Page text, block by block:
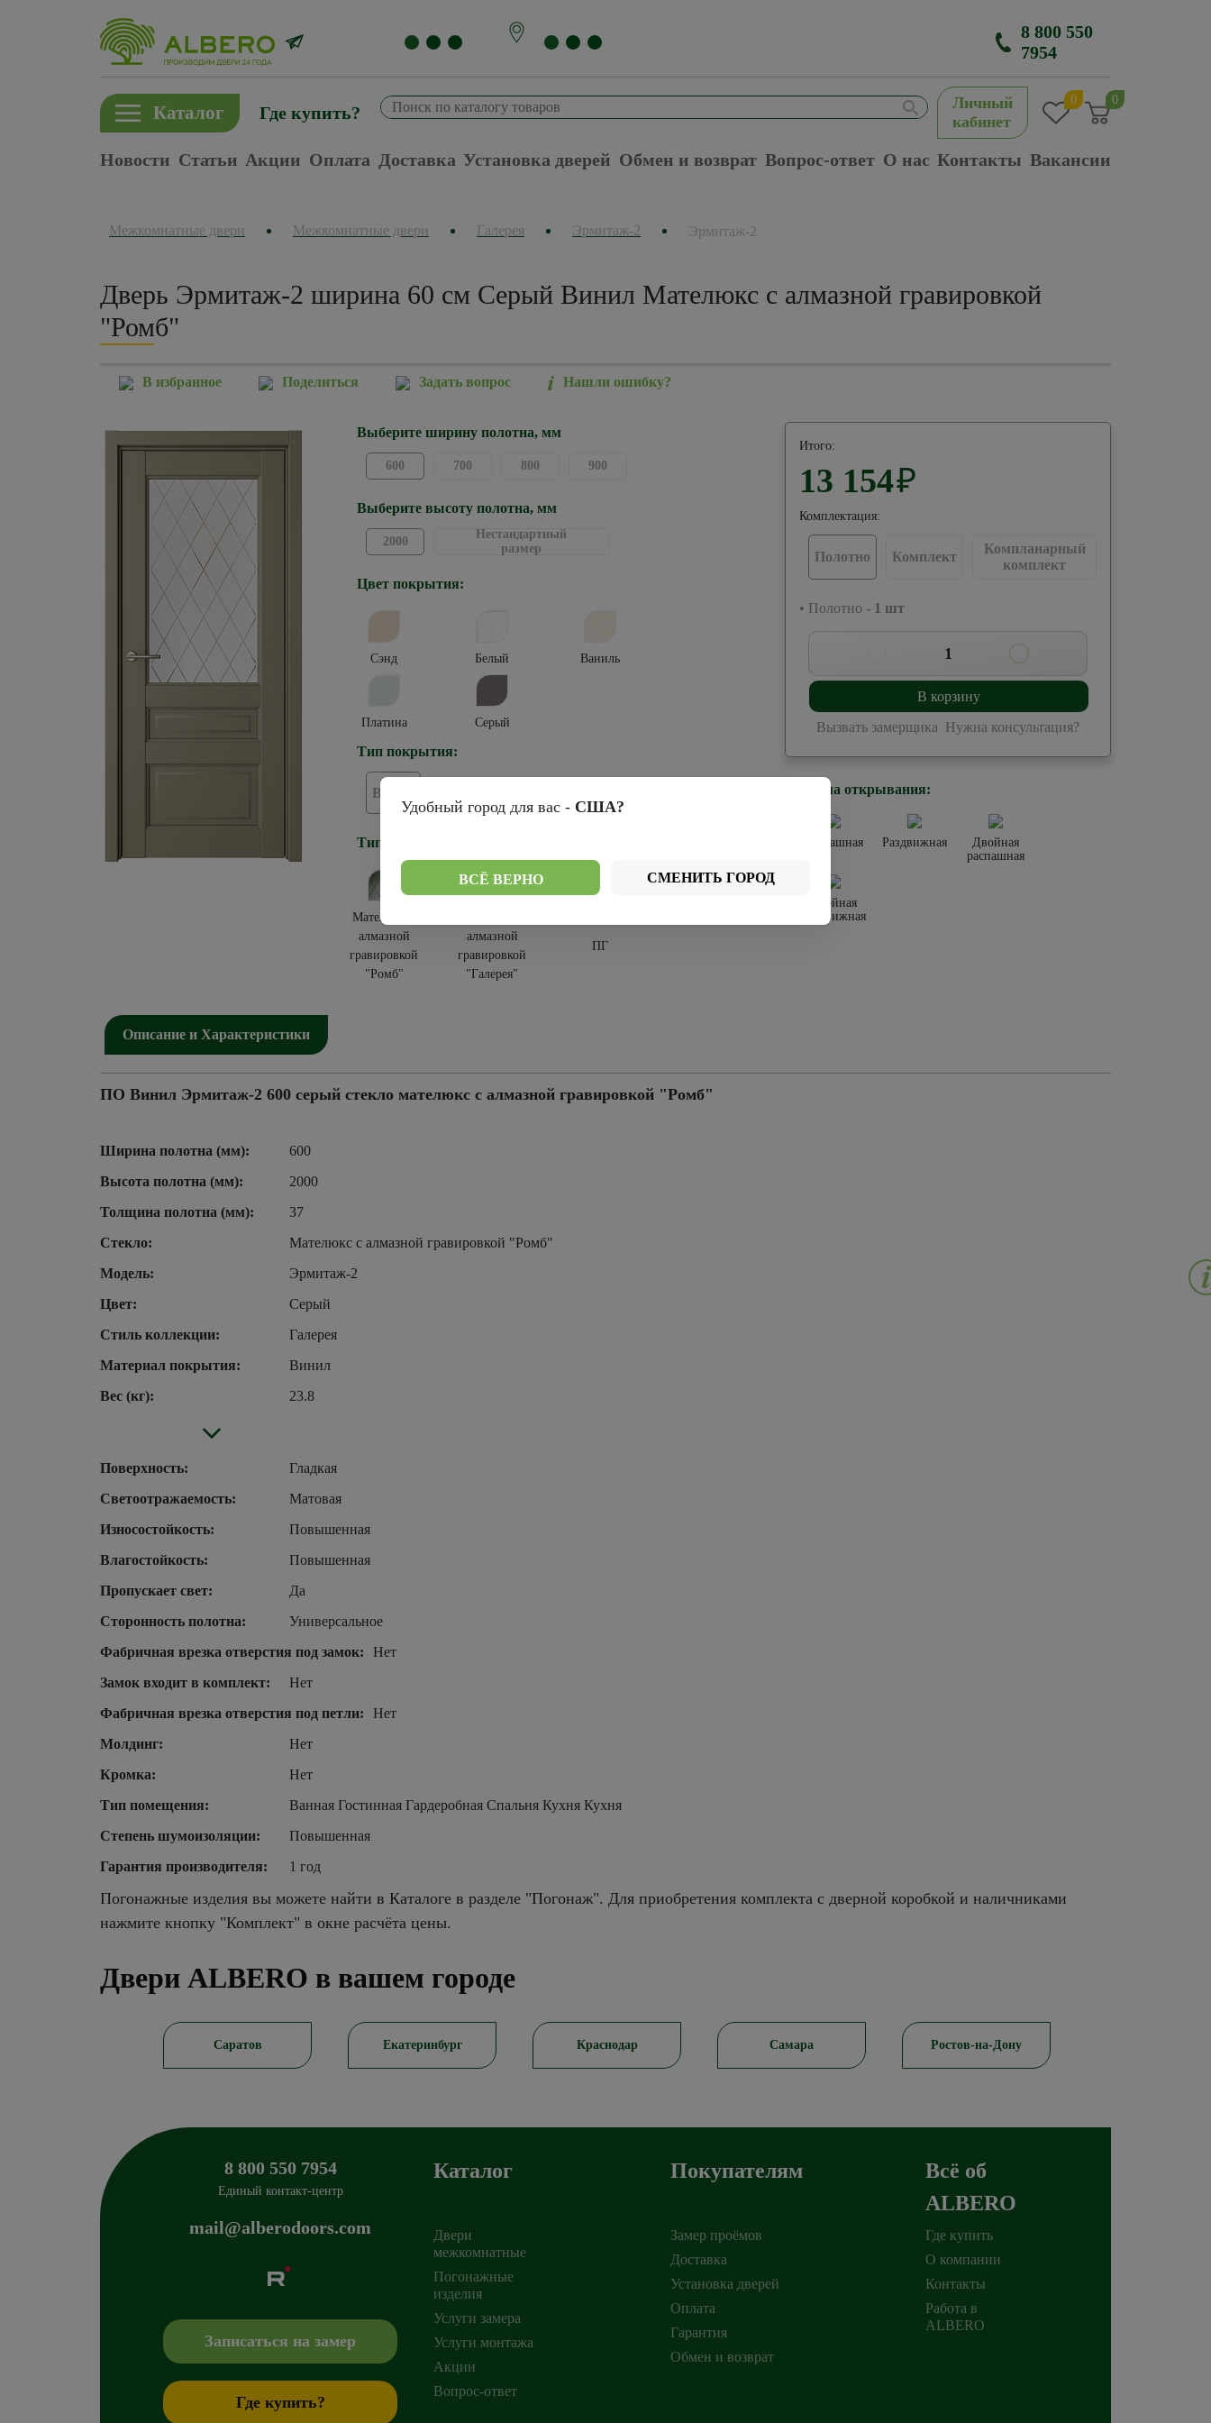
8 800 550
7954
Каталог Где купить?
Личный
кабинет
0 0
Новости Статьи Акции Оплата Доставка Установка дверей Обмен и возврат Вопрос-ответ О нас Контакты Вакансии
Межкомнатные двери Межкомнатные двери Галерея Эрмитаж-2 Эрмитаж-2
Дверь Эрмитаж-2 ширина 60 см Серый Винил Мателюкс с алмазной гравировкой
"Ромб"
В избранное Поделиться Задать вопрос Нашли ошибку?
Выберите ширину полотна, мм
600 700 800 900
Выберите высоту полотна, мм
2000
Нестандартный
размер
Цвет покрытия:
Сэнд Белый Ваниль
Платина Серый
Тип покрытия:
Винил
Тип остекления:
Мателюкс с
алмазной
гравировкой
"Ромб"
алмазной
гравировкой
"Галерея"
ПГ
Итого:
13 154₽
Комплектация:
Полотно Комплект
Компланарный
комплект
• Полотно - 1 шт
1
В корзину
Вызвать замерщика Нужна консультация?
Система открывания:
Распашная Раздвижная
Двойная
распашная
Двойная
раздвижная
Описание и Характеристики
ПО Винил Эрмитаж-2 600 серый стекло мателюкс с алмазной гравировкой "Ромб"
Ширина полотна (мм):
600
Высота полотна (мм):
2000
Толщина полотна (мм):
37
Стекло:
Мателюкс с алмазной гравировкой "Ромб"
Модель:
Эрмитаж-2
Цвет:
Серый
Стиль коллекции:
Галерея
Материал покрытия:
Винил
Вес (кг):
23.8
Поверхность:
Гладкая
Светоотражаемость:
Матовая
Износостойкость:
Повышенная
Влагостойкость:
Повышенная
Пропускает свет:
Да
Сторонность полотна:
Универсальное
Фабричная врезка отверстия под замок:
Нет
Замок входит в комплект:
Нет
Фабричная врезка отверстия под петли:
Нет
Молдинг:
Нет
Кромка:
Нет
Тип помещения:
Ванная Гостинная Гардеробная Спальня Кухня Кухня
Степень шумоизоляции:
Повышенная
Гарантия производителя:
1 год
Погонажные изделия вы можете найти в Каталоге в разделе "Погонаж". Для приобретения комплекта с дверной коробкой и наличниками
нажмите кнопку "Комплект" в окне расчёта цены.
Двери ALBERO в вашем городе
Саратов Екатеринбург Краснодар Самара Ростов-на-Дону
8 800 550 7954
Единый контакт-центр
mail@alberodoors.com
+7 800 765 43 42,mail@alberodoors.com
Записаться на замер
Где купить?
Каталог
Двери
межкомнатные
Погонажные
изделия
Услуги замера
Услуги монтажа
Акции
Вопрос-ответ
Покупателям
Замер проёмов
Доставка
Установка дверей
Оплата
Гарантия
Обмен и возврат
Всё об
ALBERO
Где купить
О компании
Контакты
Работа в
ALBERO
Удобный город для вас - США?
ВСЁ ВЕРНО СМЕНИТЬ ГОРОД